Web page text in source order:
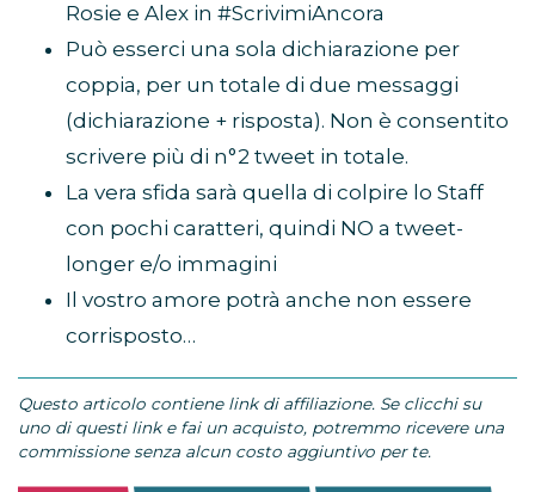
Rosie e Alex in #ScrivimiAncora
Può esserci una sola dichiarazione per
coppia, per un totale di due messaggi
(dichiarazione + risposta). Non è consentito
scrivere più di n°2 tweet in totale.
La vera sfida sarà quella di colpire lo Staff
con pochi caratteri, quindi NO a tweet-
longer e/o immagini
Il vostro amore potrà anche non essere
corrisposto…
Questo articolo contiene link di affiliazione. Se clicchi su
uno di questi link e fai un acquisto, potremmo ricevere una
commissione senza alcun costo aggiuntivo per te.